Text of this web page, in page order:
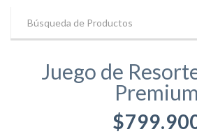
Juego de
Premium